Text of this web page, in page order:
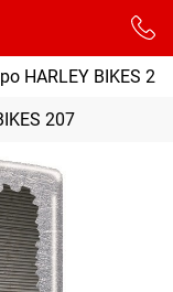
HARLEY BIKES
207